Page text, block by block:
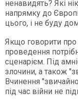
ненавидять? Які
напрямку до
цього, і не буду
Якщо говорити про
проведення
сценарієм. Під
злочини, а також
Вчинення
під час війни не